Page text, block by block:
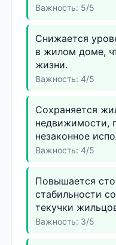
Важность: 5/5
Снижается
в жилом доме,
жизни.
Важность: 4/5
Сохраняется
недвижимости,
незаконное
Важность: 4/5
Повышается
стабильности
текучки
Важность: 3/5